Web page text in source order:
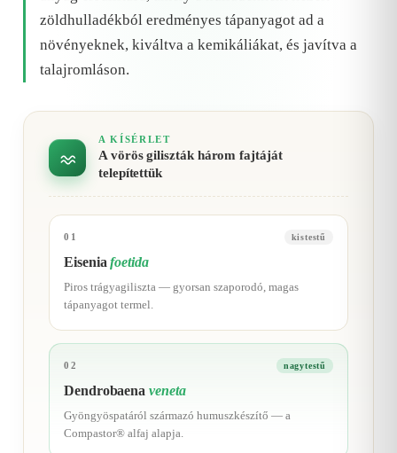
zöldhulladékból eredményes tápanyagot ad a
növényeknek, kiváltva a kemikáliákat, és javítva a
talajromláson.
A KÍSÉRLET
A vörös giliszták három fajtáját
telepítettük
01 kistestű
Eiseniafoetida
Piros trágyagiliszta — gyorsan szaporodó, magas
tápanyagot termel.
02 nagytestű
Dendrobaenaveneta
Gyöngyöspatáról származó humuszkészítő — a
Compastor® alfaj alapja.